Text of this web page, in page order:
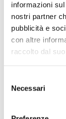
informazioni
nostri partner
pubblicità e
con altre
raccolto dal
delNecessari
Pasetti,
Casauria
Me Di Te
Casauria
Tocco,